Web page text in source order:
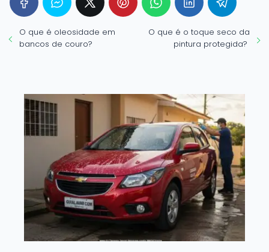
O que é oleosidade em
bancos de couro?
O que é o toque seco da
pintura protegida?